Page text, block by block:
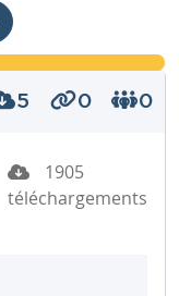
5 0 0
1905
téléchargements